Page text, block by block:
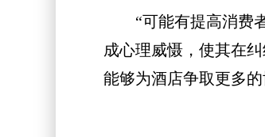
“可能有提高消费者
成心理威慑，使其在
能够为酒店争取更多的